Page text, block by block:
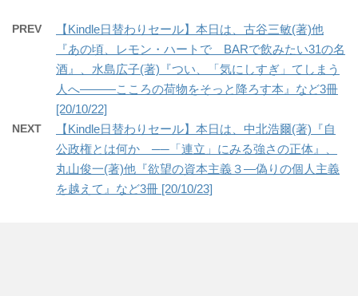
PREV
【Kindle日替わりセール】本日は、古谷三敏(著)他
『あの頃、レモン・ハートで BARで飲みたい31の名
酒』、水島広子(著)『つい、「気にしすぎ」てしまう
人へ―――こころの荷物をそっと降ろす本』など3冊
[20/10/22]
NEXT
【Kindle日替わりセール】本日は、中北浩爾(著)『自
公政権とは何か ──「連立」にみる強さの正体』、
丸山俊一(著)他『欲望の資本主義３―偽りの個人主義
を越えて』など3冊 [20/10/23]